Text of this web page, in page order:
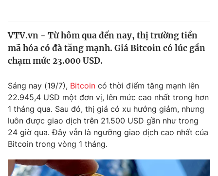
Thế giới
Thế giới đó đây
Câu chuyện quốc tế
Kinh tế
Tài chính
Thị trường
Góc doanh nghiệp
Dữ liệu và đời sống
Truyền hình
Phim VTV
Giải trí
VTV.vn - Từ hôm qua đến nay, thị trường tiền
mã hóa có đà tăng mạnh. Giá Bitcoin có lúc gần
chạm mức 23.000 USD.
Sáng nay (19/7), Bitcoin có thời điểm tăng mạnh lên
22.945,4 USD một đơn vị, lên mức cao nhất trong hơn
1 tháng qua. Sau đó, thị giá có xu hướng giảm, nhưng
luôn được giao dịch trên 21.500 USD gần như trong
24 giờ qua. Đây vẫn là ngưỡng giao dịch cao nhất của
Bitcoin trong vòng 1 tháng.